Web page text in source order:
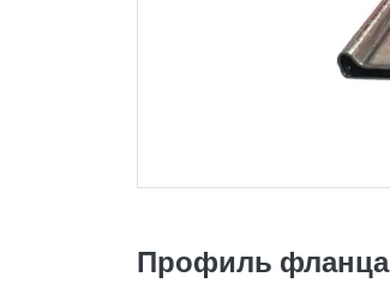
Профиль фланца